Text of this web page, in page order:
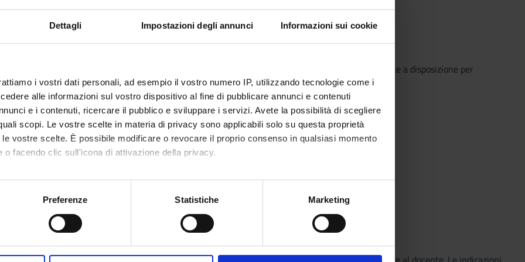
Dettagli Impostazioni degli annunci Informazioni sui cookie
i vostri dati personali, ad esempio il vostro numero IP, utilizzando tecnologie come i
alle informazioni sul vostro dispositivo al fine di pubblicare annunci e contenuti
e i contenuti, ricercare il pubblico e sviluppare i servizi. Avete la possibilità di scegliere
scopi. Le vostre scelte in materia di privacy sono applicabili solo su questa proprietà
vostre scelte. È possibile modificare o revocare il proprio consenso in qualsiasi momento
o facendo clic sull'icona di attivazione della privacy.
anche:
sulla tua posizione geografica, con un'approssimazione di qualche metro,
in qualsiasi momento dalla Dichiarazione sui cookie.
Preferenze Statistiche Marketing
Visualizza la bibliografia con Leganto, strumento che il Sistema Bibliotecario mette a disposizione per
recuperare i testi in programma d'esame in modo semplice e innovativo.
verranno attivate modalità didattiche di vario tipo:
contesti professionali;
dell'apprendimento